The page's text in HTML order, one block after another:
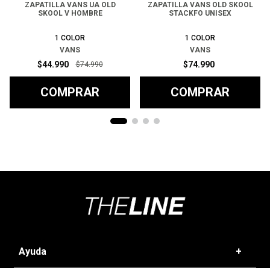
ZAPATILLA VANS UA OLD
SKOOL V HOMBRE
1 COLOR
VANS
$44.990 $74.990
COMPRAR
ZAPATILLA VANS OLD SKOOL
STACKFO UNISEX
1 COLOR
VANS
$74.990
COMPRAR
Ayuda +